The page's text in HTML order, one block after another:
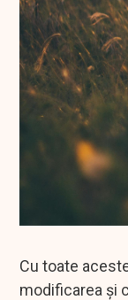
Cu toate
modificarea şi